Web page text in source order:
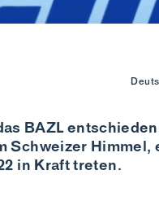
BAZL
Himmel,
in Kraft treten.